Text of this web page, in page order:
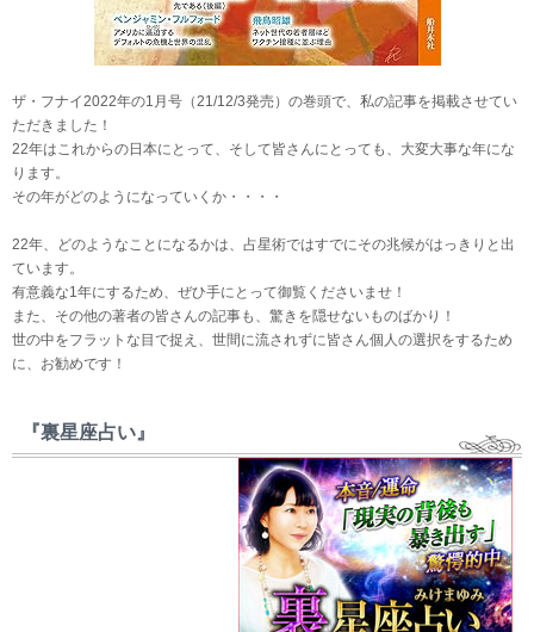
ザ・フナイ2022年の1月号（21/12/3発売）の巻頭で、私の記事を掲載させてい
ただきました！
22年はこれからの日本にとって、そして皆さんにとっても、大変大事な年にな
ります。
その年がどのようになっていくか・・・・
22年、どのようなことになるかは、占星術ではすでにその兆候がはっきりと出
ています。
有意義な1年にするため、ぜひ手にとって御覧くださいませ！
また、その他の著者の皆さんの記事も、驚きを隠せないものばかり！
世の中をフラットな目で捉え、世間に流されずに皆さん個人の選択をするため
に、お勧めです！
『裏星座占い』